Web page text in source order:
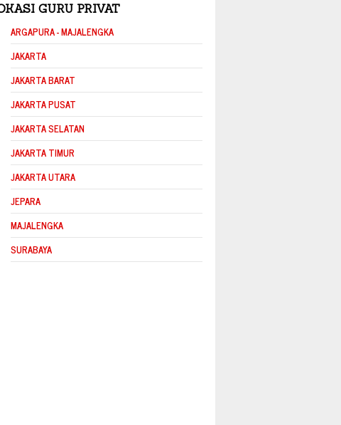
GURU PRIVAT
ARGAPURA - MAJALENGKA
JAKARTA
JAKARTA BARAT
JAKARTA PUSAT
JAKARTA SELATAN
JAKARTA TIMUR
JAKARTA UTARA
JEPARA
MAJALENGKA
SURABAYA